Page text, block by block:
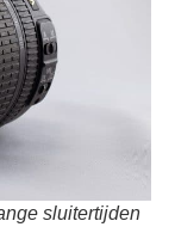
sluitertijden